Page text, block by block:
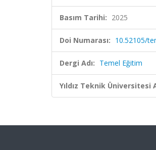
Basım Tarihi: 2025
Doi Numarası: 10.52105/
Dergi Adı: Temel Eğitim
Yıldız Teknik Üniversitesi